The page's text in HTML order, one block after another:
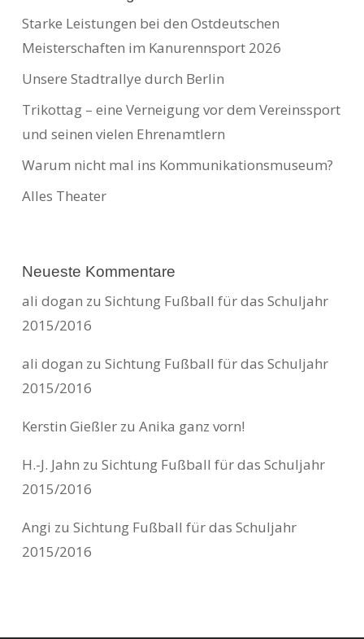
Starke Leistungen bei den Ostdeutschen
Meisterschaften im Kanurennsport 2026
Unsere Stadtrallye durch Berlin
Trikottag – eine Verneigung vor dem Vereinssport
und seinen vielen Ehrenamtlern
Warum nicht mal ins Kommunikationsmuseum?
Alles Theater
Neueste Kommentare
ali dogan zu Sichtung Fußball für das Schuljahr
2015/2016
ali dogan zu Sichtung Fußball für das Schuljahr
2015/2016
Kerstin Gießlerzu Anika ganz vorn!
H.-J. Jahn zu Sichtung Fußball für das Schuljahr
2015/2016
Angi zu Sichtung Fußball für das Schuljahr
2015/2016